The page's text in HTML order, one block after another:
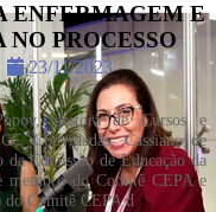
ENFERMAGEM E
NO PROCESSO
23/11/2023
gestora de Cursos e
Convidadas: Cassiane de
Comissão de Educação da
membro do Comitê CEPA e
Comitê CEPA d